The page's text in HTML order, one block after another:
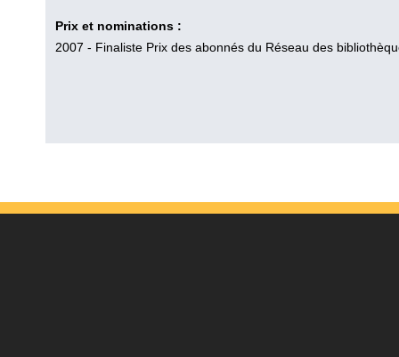
Prix et nominations :
2007 - Finaliste Prix des abonnés du Réseau des